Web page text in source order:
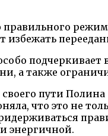
избежать
подчеркивает
а также
своего пути
что это не
энергичной.